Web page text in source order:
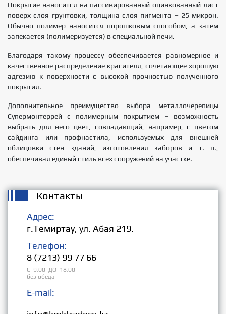
Покрытие наносится на пассивированный оцинкованный лист
поверх слоя грунтовки, толщина слоя пигмента – 25 микрон.
Обычно полимер наносится порошковым способом, а затем
запекается (полимеризуется) в специальной печи.
Благодаря такому процессу обеспечивается равномерное и
качественное распределение красителя, сочетающее хорошую
адгезию к поверхности с высокой прочностью полученного
покрытия.
Дополнительное преимущество выбора металлочерепицы
Супермонтеррей с полимерным покрытием – возможность
выбрать для него цвет, совпадающий, например, с цветом
сайдинга или профнастила, используемых для внешней
облицовки стен зданий, изготовления заборов и т. п.,
обеспечивая единый стиль всех сооружений на участке.
Контакты
Адрес:
г.Темиртау, ул. Абая 219.
Телефон:
8 (7213) 99 77 66
С 9:00 ДО 18:00
без обеда
E-mail: